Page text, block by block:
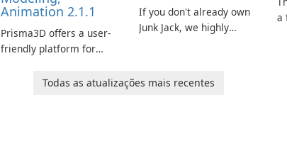
Animation 2.1.1
Prisma3D offers a user-
friendly platform for
bring their imagination
If you don't already own
Junk Jack, we highly
game is where it all
a
Todas as atualizações mais recentes